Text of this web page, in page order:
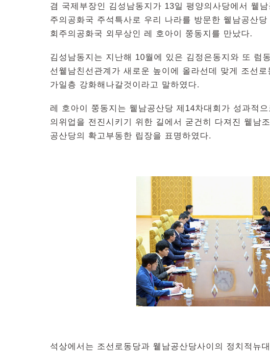
겸 국제부장인 김성남동지가 13일 평양의사당에서 윁
주의공화국 주석특사로 우리 나라를 방문한 윁남공산
회주의공화국 외무상인 레 호아이 쭝동지를 만났다.
김성남동지는 지난해 10월에 있은 김정은동지와 또 럼
선윁남친선관계가 새로운 높이에 올라선데 맞게 조선
가일층 강화해나갈것이라고 말하였다.
레 호아이 쭝동지는 윁남공산당 제14차대회가 성과적
의위업을 전진시키기 위한 길에서 굳건히 다져진 윁남
공산당의 확고부동한 립장을 표명하였다.
석상에서는 조선로동당과 윁남공산당사이의 정치적뉴